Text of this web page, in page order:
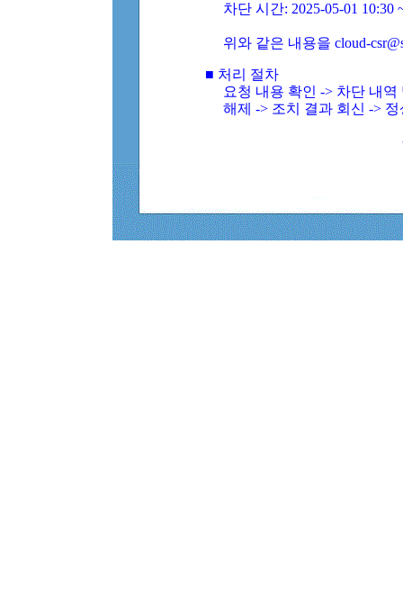
차단 시간: 2025-05-01 10:30
위와 같은 내용을 cloud-
■ 처리 절차
요청 내용 확인 -> 차단 내
해제 -> 조치 결과 회신 ->